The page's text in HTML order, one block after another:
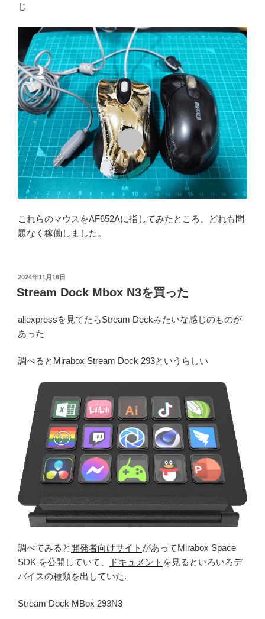
じ
これらのマウスをAF652Aに指してみたところ、どれも問
題なく稼働しました。
投
稿
日:
2024年11月16日
Stream Dock Mbox N3を買った
aliexpressを見てたらStream Deckみたいな感じのものが
あった
調べるとMirabox Stream Dock 293というらしい
調べてみると 開発者向けサイト があってMirabox Space
SDK を公開していて、
ドキュメント を見るといろいろデ
バイスの種類を出していた.
Stream Dock MBox 293N3